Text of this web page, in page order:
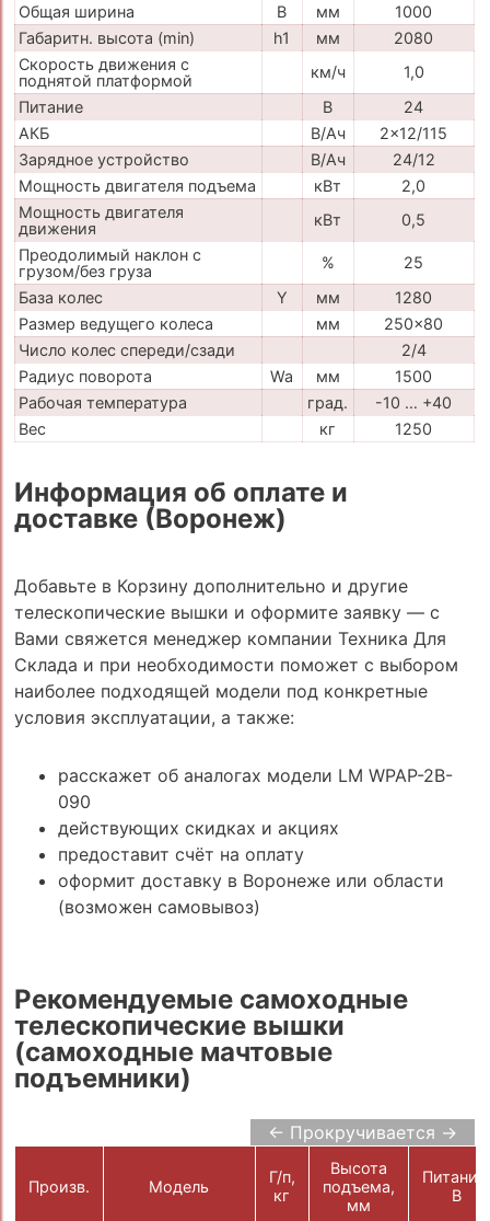
Общая ширина
B мм
1000
Габаритн. высота (min)
h1 мм
2080
Скорость движения с
поднятой платформой
км/ч
1,0
Питание
В
24
АКБ
В/Ач
2x12/115
Зарядное устройство
В/Ач
24/12
Мощность двигателя подъема
кВт
2,0
Мощность двигателя
движения
кВт
0,5
Преодолимый наклон с
грузом/без груза
%
25
База колес
Y мм
1280
Размер ведущего колеса
мм
250x80
Число колес спереди/сзади
2/4
Радиус поворота
Wa мм
1500
Рабочая температура
град.
-10 … +40
Вес
кг 1250
Информация об оплате и
доставке (Воронеж)
Добавьте в Корзину дополнительно и другие
телескопические вышки и оформите заявку — с
Вами свяжется менеджер компании Техника Для
Склада и при необходимости поможет с выбором
наиболее подходящей модели под конкретные
условия эксплуатации, а также:
расскажет об аналогах модели LM WPAP-2B-
090
действующих скидках и акциях
предоставит счёт на оплату
оформит доставку в Воронеже или области
(возможен самовывоз)
Рекомендуемые самоходные
телескопические вышки
(самоходные мачтовые
подъемники)
← Прокручивается →
Произв. Модель
Г/п,
кг
Высота
подъема,
мм
Питание,
В